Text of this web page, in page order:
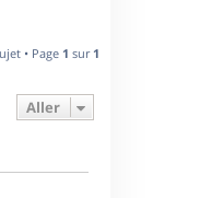
• Page 1 sur 1
Aller